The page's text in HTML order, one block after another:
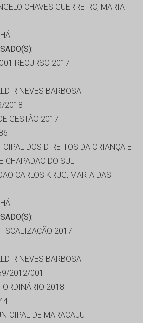
CHAVES GUERREIRO, MARIA
RECURSO 2017
NEVES BARBOSA
2018
GESTÃO 2017
DOS DIREITOS DA CRIANÇA E
CHAPADAO DO SUL
CARLOS KRUG, MARIA DAS
2017
NEVES BARBOSA
2012/001
ORDINÁRIO 2018
DE MARACAJU